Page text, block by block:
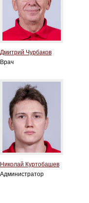
Дмитрий Чурбаков
Врач
Николай Куртобашев
Администратор